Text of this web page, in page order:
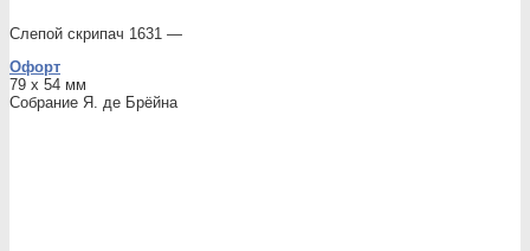
Слепой скрипач 1631 —
Офорт
79 x 54 мм
Собрание Я. де Брёйна